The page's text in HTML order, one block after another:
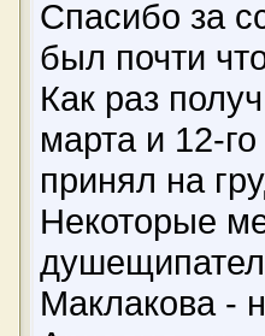
Спасибо за
был почти
Как раз
марта и 12-
принял на
Некоторые
Маклакова -